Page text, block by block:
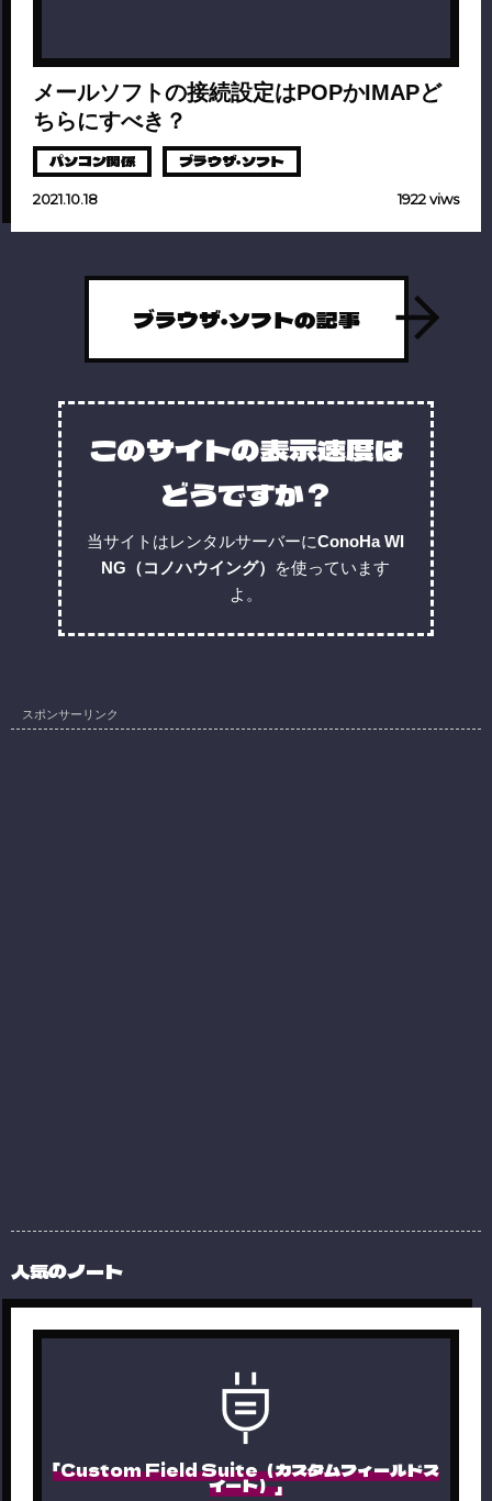
メールソフトの接続設定はPOPかIMAPど
ちらにすべき？
パソコン関係 ブラウザ・ソフト
2021.10.18 1922 viws
ブラウザ・ソフトの記事
このサイトの表示速度は
どうですか？
当サイトはレンタルサーバーにConoHa WI
NG（コノハウイング） を使っています
よ。
人気のノート
「Custom Field Suite（カスタムフィールドス
イート）」